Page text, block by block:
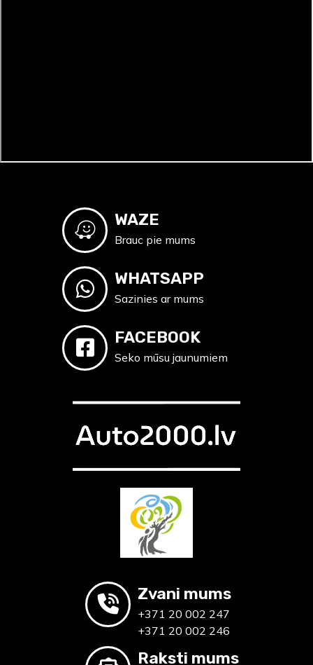
WAZE
Brauc pie mums
WHATSAPP
Sazinies ar mums
FACEBOOK
Seko mūsu jaunumiem
Zvani mums
+371 20 002 247
+371 20 002 246
Raksti mums